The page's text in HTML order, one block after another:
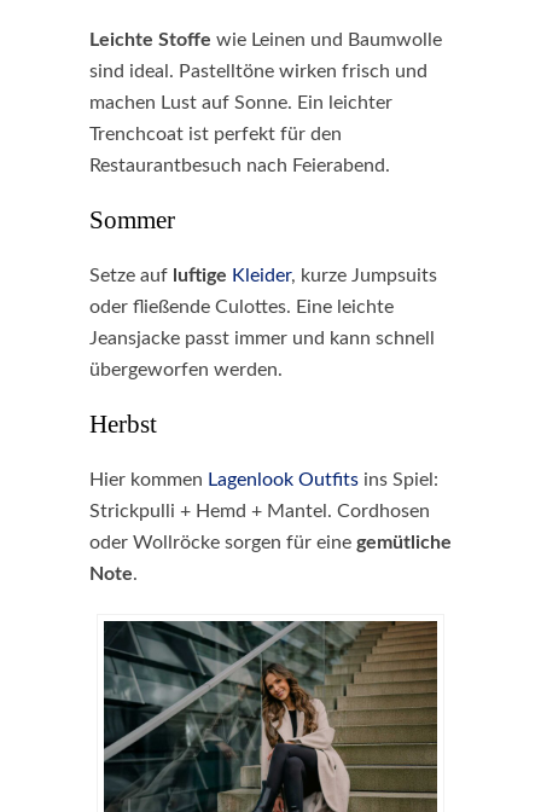
Leichte Stoffe wie Leinen und Baumwolle
sind ideal. Pastelltöne wirken frisch und
machen Lust auf Sonne. Ein leichter
Trenchcoat ist perfekt für den
Restaurantbesuch nach Feierabend.
Sommer
Setze auf luftige Kleider, kurze Jumpsuits
oder fließende Culottes. Eine leichte
Jeansjacke passt immer und kann schnell
übergeworfen werden.
Herbst
Hier kommen Lagenlook Outfits ins Spiel:
Strickpulli + Hemd + Mantel. Cordhosen
oder Wollröcke sorgen für eine gemütliche
Note.